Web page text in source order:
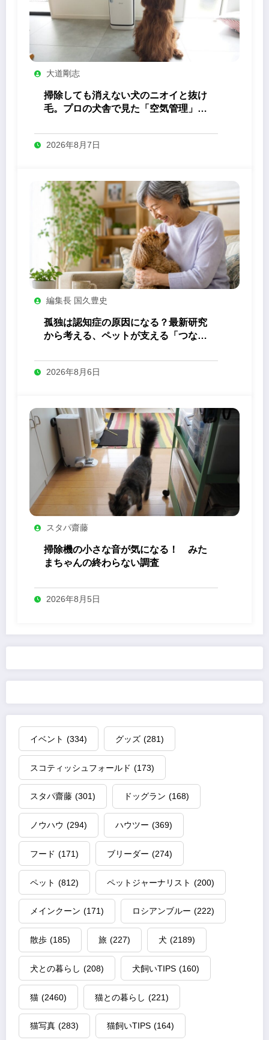
大道剛志
掃除しても消えない犬のニオイと抜け
毛。プロの犬舎で見た「空気管理」の
2026年8月7日
編集長 国久豊史
孤独は認知症の原因になる？最新研究
から考える、ペットが支える「つなが
2026年8月6日
スタパ齋藤
掃除機の小さな音が気になる！ みた
まちゃんの終わらない調査
2026年8月5日
イベント (334) グッズ (281)
スコティッシュフォールド (173)
スタパ齋藤 (301) ドッグラン (168)
ノウハウ (294) ハウツー (369)
フード (171) ブリーダー (274)
ペット (812) ペットジャーナリスト (200)
メインクーン (171) ロシアンブルー (222)
散歩 (185) 旅 (227) 犬 (2189)
犬との暮らし (208) 犬飼いTIPS (160)
猫 (2460) 猫との暮らし (221)
猫写真 (283) 猫飼いTIPS (164)